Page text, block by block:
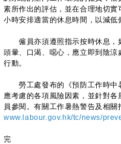
素所作出的評估，並在合理地切
小時安排適當的休息時間，以減低
僱員亦須遵照指示按時休息，
頭暈、口渴、噁心，應立即到陰
行動。
勞工處發布的《預防工作時中
應考慮的各項風險因素，並針對
員參閱。有關工作暑熱警告及相關
www.labour.gov.hk/tc/news/
完